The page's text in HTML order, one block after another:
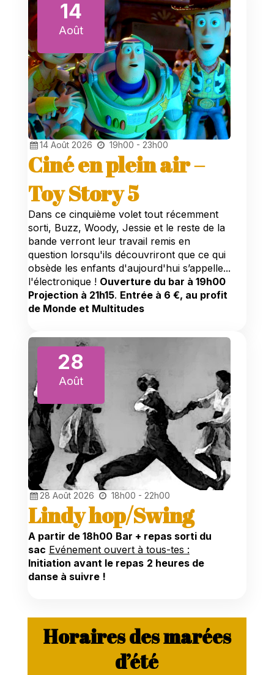
14
Août
14 Août 2026 19h00 - 23h00
Ciné en plein air –
Toy Story 5
Dans ce cinquième volet tout récemment
sorti, Buzz, Woody, Jessie et le reste de la
bande verront leur travail remis en
question lorsqu'ils découvriront que ce qui
obsède les enfants d'aujourd'hui s’appelle...
l'électronique ! Ouverture du bar à 19h00
Projection à 21h15. Entrée à 6 €, au profit
de Monde et Multitudes
28
Août
28 Août 2026 18h00 - 22h00
Lindy hop/Swing
A partir de 18h00 Bar + repas sorti du
sac Evénement ouvert à tous-tes :
Initiation avant le repas 2 heures de
danse à suivre !
Horaires des marées
d’été